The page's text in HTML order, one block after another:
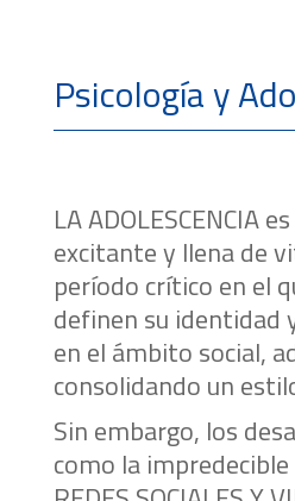
Psicología y
LA ADOLESCENCIA
excitante y llena de
período crítico en el
definen su identidad
en el ámbito social,
consolidando un
Sin embargo, los
como la